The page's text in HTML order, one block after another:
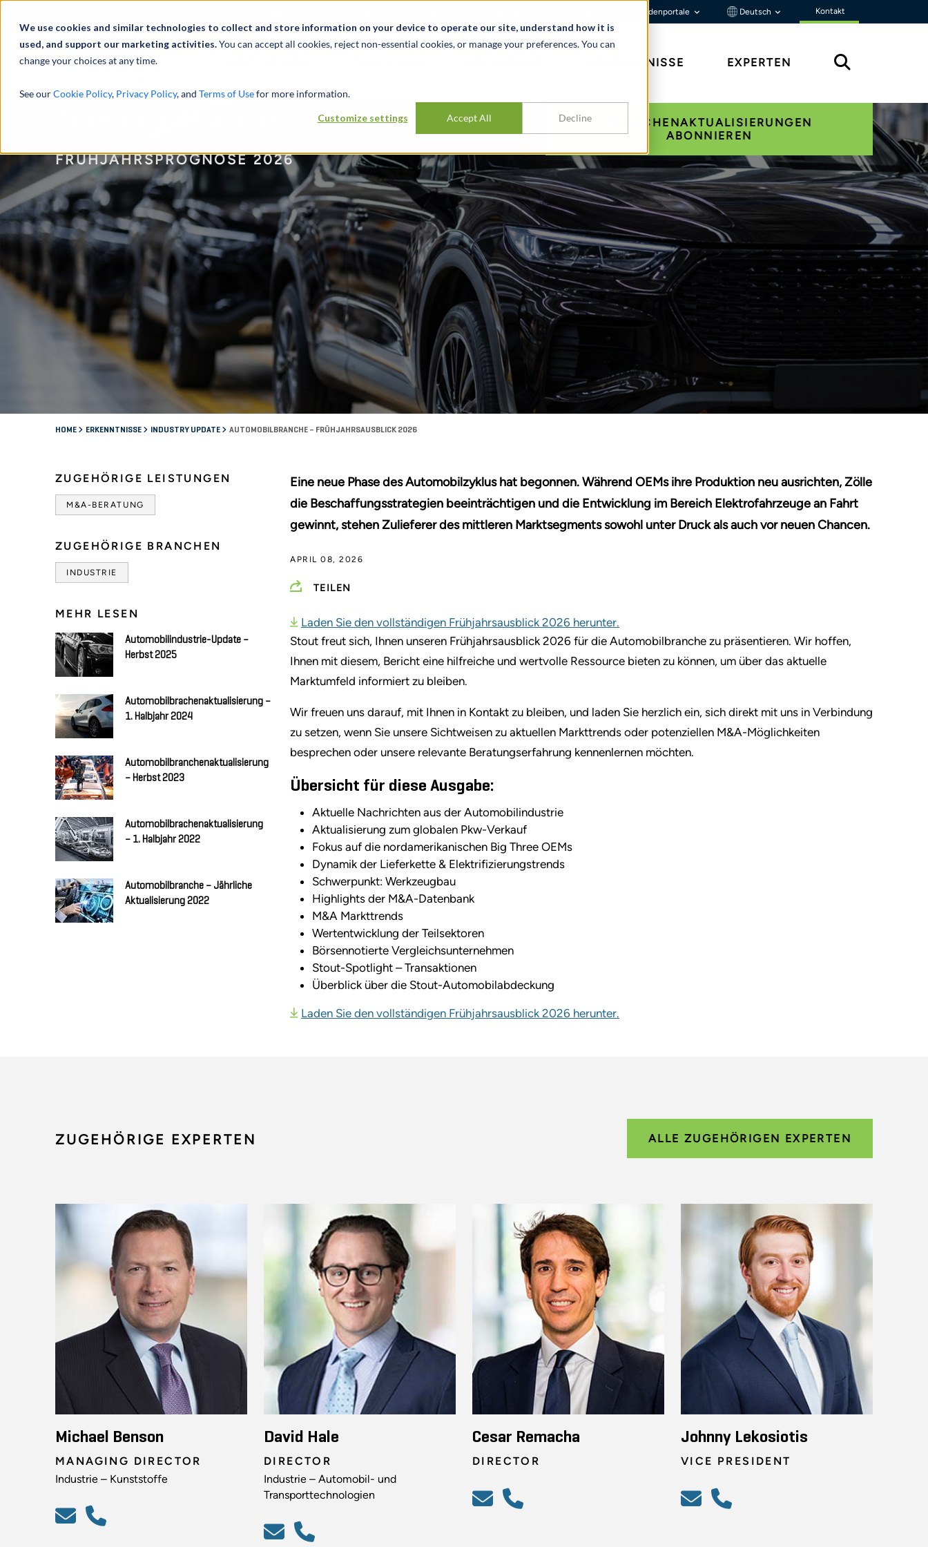
We use cookies and similar technologies to collect and store information on your device to operate our site, understand how it is
used, and support our marketing activities.You can accept all cookies, reject non-essential cookies, or manage your preferences. You can
change your choices at any time.
See ourCookie Policy, Privacy Policy, and Terms of Usefor more information.
Customize settings Accept All Decline
Kundenportale Deutsch Kontakt
ERKENNTNISSE EXPERTEN
FRÜHJAHRSPROGNOSE 2026
BRANCHENAKTUALISIERUNGEN
ABONNIEREN
HOME ERKENNTNISSE INDUSTRY UPDATE AUTOMOBILBRANCHE – FRÜHJAHRSAUSBLICK 2026
ZUGEHÖRIGE LEISTUNGEN
M&A-BERATUNG
ZUGEHÖRIGE BRANCHEN
INDUSTRIE
MEHR LESEN
Automobilindustrie-Update –
Herbst 2025
Automobilbrachenaktualisierung –
1. Halbjahr 2024
Automobilbranchenaktualisierung
– Herbst 2023
Automobilbrachenaktualisierung
– 1. Halbjahr 2022
Automobilbranche – Jährliche
Aktualisierung 2022
Eine neue Phase des Automobilzyklus hat begonnen. Während OEMs ihre Produktion neu ausrichten, Zölle
die Beschaffungsstrategien beeinträchtigen und die Entwicklung im Bereich Elektrofahrzeuge an Fahrt
gewinnt, stehen Zulieferer des mittleren Marktsegments sowohl unter Druck als auch vor neuen Chancen.
APRIL 08, 2026
TEILEN
Laden Sie den vollständigen Frühjahrsausblick 2026 herunter.
Stout freut sich, Ihnen unseren Frühjahrsausblick 2026 für die Automobilbranche zu präsentieren. Wir hoffen,
Ihnen mit diesem, Bericht eine hilfreiche und wertvolle Ressource bieten zu können, um über das aktuelle
Marktumfeld informiert zu bleiben.
Wir freuen uns darauf, mit Ihnen in Kontakt zu bleiben, und laden Sie herzlich ein, sich direkt mit uns in Verbindung
zu setzen, wenn Sie unsere Sichtweisen zu aktuellen Markttrends oder potenziellen M&A-Möglichkeiten
besprechen oder unsere relevante Beratungserfahrung kennenlernen möchten.
Übersicht für diese Ausgabe:
Aktuelle Nachrichten aus der Automobilindustrie
Aktualisierung zum globalen Pkw-Verkauf
Fokus auf die nordamerikanischen Big Three OEMs
Dynamik der Lieferkette & Elektrifizierungstrends
Schwerpunkt: Werkzeugbau
Highlights der M&A-Datenbank
M&A Markttrends
Wertentwicklung der Teilsektoren
Börsennotierte Vergleichsunternehmen
Stout-Spotlight – Transaktionen
Überblick über die Stout-Automobilabdeckung
Laden Sie den vollständigen Frühjahrsausblick 2026 herunter.
ZUGEHÖRIGE EXPERTEN ALLE ZUGEHÖRIGEN EXPERTEN
Michael Benson
MANAGING DIRECTOR
Industrie – Kunststoffe
David Hale
DIRECTOR
Industrie – Automobil- und
Transporttechnologien
Cesar Remacha
DIRECTOR
Johnny Lekosiotis
VICE PRESIDENT